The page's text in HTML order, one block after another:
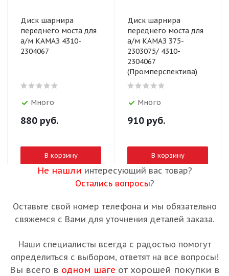
Диск шарнира
переднего моста для
а/м КАМАЗ 4310-
2304067
Много
880 руб.
В корзину
Диск шарнира
переднего моста для
а/м КАМАЗ 375-
2303075/ 4310-
2304067
(Промперспектива)
Много
910 руб.
В корзину
Не нашли интересующий вас товар?
Остались вопросы?
Оставьте свой номер телефона и мы обязательно
свяжемся с Вами для уточнения деталей заказа.
Наши специалисты всегда с радостью помогут
определиться с выбором, ответят на все вопросы!
Вы всего в одном шаге от хорошей покупки в